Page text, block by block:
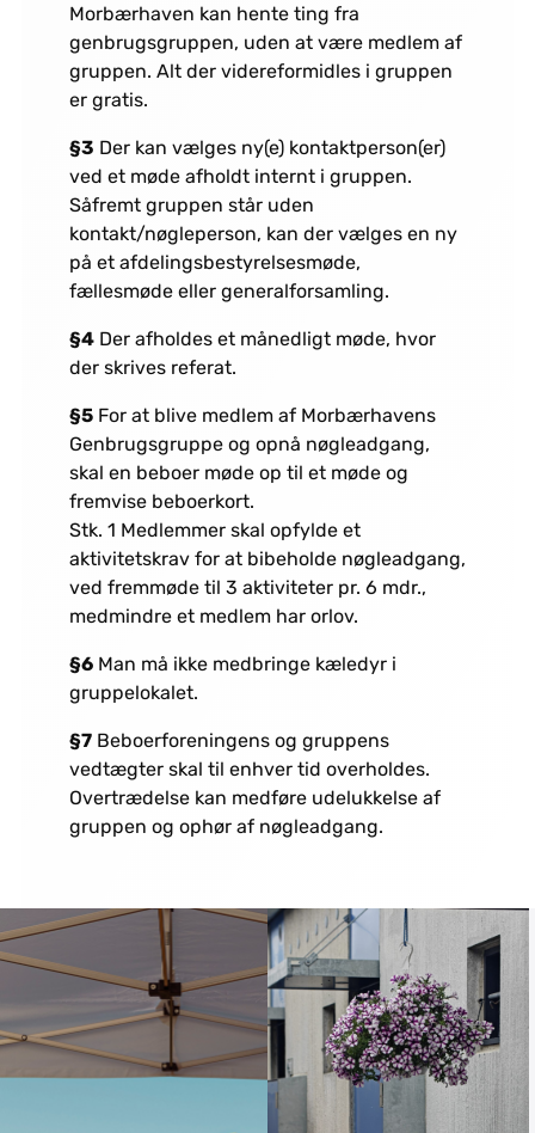
Morbærhaven kan hente ting fra
genbrugsgruppen, uden at være medlem af
gruppen. Alt der videreformidles i gruppen
er gratis.
§3 Der kan vælges ny(e) kontaktperson(er)
ved et møde afholdt internt i gruppen.
Såfremt gruppen står uden
kontakt/nøgleperson, kan der vælges en ny
på et afdelingsbestyrelsesmøde,
fællesmøde eller generalforsamling.
§4Der afholdes et månedligt møde, hvor
der skrives referat.
§5For at blive medlem af Morbærhavens
Genbrugsgruppe og opnå nøgleadgang,
skal en beboer møde op til et møde og
fremvise beboerkort.
Stk. 1 Medlemmer skal opfylde et
aktivitetskrav for at bibeholde nøgleadgang,
ved fremmøde til 3 aktiviteter pr. 6 mdr.,
medmindre et medlem har orlov.
§6Man må ikke medbringe kæledyr i
gruppelokalet.
§7Beboerforeningens og gruppens
vedtægter skal til enhver tid overholdes.
Overtrædelse kan medføre udelukkelse af
gruppen og ophør af nøgleadgang.